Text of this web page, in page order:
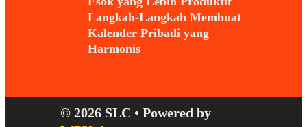
Langkah-Langkah Membuat
Kalender Pribadi yang
Harmonis
© 2026 SLC • Powered by